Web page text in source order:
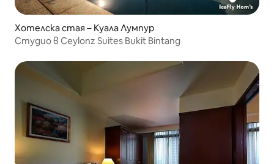
Хотелска стая – Куала Лумпур
Студио в Ceylonz Suites Bukit Bintang